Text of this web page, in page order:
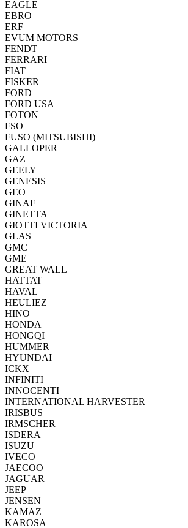
EAGLE
EBRO
ERF
EVUM MOTORS
FENDT
FERRARI
FIAT
FISKER
FORD
FORD USA
FOTON
FSO
FUSO (MITSUBISHI)
GALLOPER
GAZ
GEELY
GENESIS
GEO
GINAF
GINETTA
GIOTTI VICTORIA
GLAS
GMC
GME
GREAT WALL
HATTAT
HAVAL
HEULIEZ
HINO
HONDA
HONGQI
HUMMER
HYUNDAI
ICKX
INFINITI
INNOCENTI
INTERNATIONAL HARVESTER
IRISBUS
IRMSCHER
ISDERA
ISUZU
IVECO
JAECOO
JAGUAR
JEEP
JENSEN
KAMAZ
KAROSA